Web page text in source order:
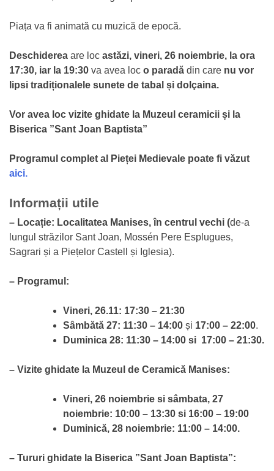
Piața va fi animată cu muzică de epocă.
Deschiderea are loc astăzi, vineri, 26 noiembrie, la ora
17:30, iar la 19:30 va avea loc o paradă din care nu vor
lipsi tradiționalele sunete de tabal și dolçaina.
Vor avea loc vizite ghidate la Muzeul ceramicii și la
Biserica ”Sant Joan Baptista”
Programul complet al Pieței Medievale poate fi văzut
aici.
Informații utile
– Locație: Localitatea Manises, în centrul vechi (de-a
lungul străzilor Sant Joan, Mossén Pere Esplugues,
Sagrari și a Piețelor Castell și Iglesia).
– Programul:
Vineri, 26.11: 17:30 – 21:30
Sâmbătă 27: 11:30 – 14:00 și 17:00 – 22:00.
Duminica 28: 11:30 – 14:00 si 17:00 – 21:30.
– Vizite ghidate la Muzeul de Ceramică Manises:
Vineri, 26 noiembrie si sâmbata, 27
noiembrie: 10:00 – 13:30 si 16:00 – 19:00
Duminică, 28 noiembrie: 11:00 – 14:00.
– Tururi ghidate la Biserica ”Sant Joan Baptista”: